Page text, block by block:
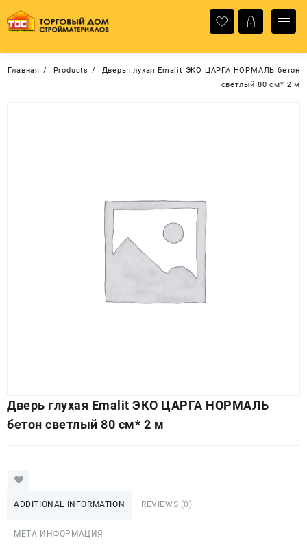
содержимому
Главная Products
Дверь глухая Emalit ЭКО ЦАРГА НОРМАЛЬ бетон
светлый 80 см* 2 м
Дверь глухая Emalit ЭКО ЦАРГА НОРМАЛЬ
бетон светлый 80 см* 2 м
ADDITIONAL INFORMATION REVIEWS (0)
МЕТА ИНФОРМАЦИЯ